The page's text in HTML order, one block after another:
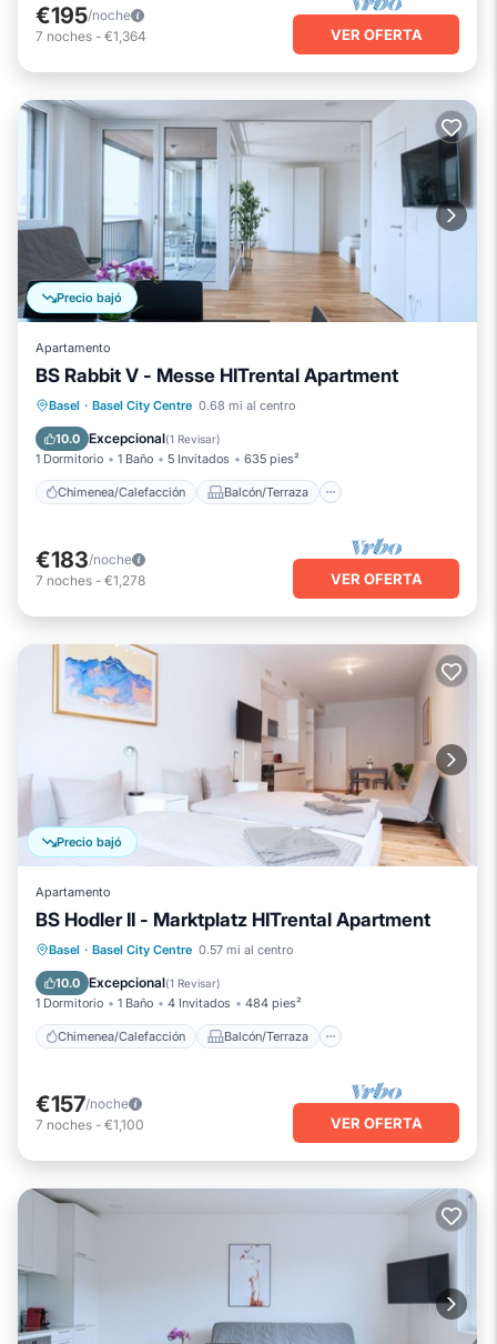
€195/noche
7 noches - €1,364 VER OFERTA
Precio bajó
Apartamento
BS Rabbit V - Messe HITrental Apartment
Basel · Basel City Centre 0.68 mi al centro
10.0 Excepcional(1 Revisar)
1 Dormitorio 1 Baño 5 Invitados 635 pies²
Chimenea/Calefacción Balcón/Terraza
Chimenea/Calefacción
Balcón/Terraza
Se admiten mascotas
€183/noche
7 noches - €1,278 VER OFERTA
Precio bajó
Apartamento
BS Hodler II - Marktplatz HITrental Apartment
Basel · Basel City Centre 0.57 mi al centro
10.0 Excepcional(1 Revisar)
1 Dormitorio 1 Baño 4 Invitados 484 pies²
Chimenea/Calefacción Balcón/Terraza
Chimenea/Calefacción
Balcón/Terraza
Se admiten mascotas
€157/noche
7 noches - €1,100 VER OFERTA